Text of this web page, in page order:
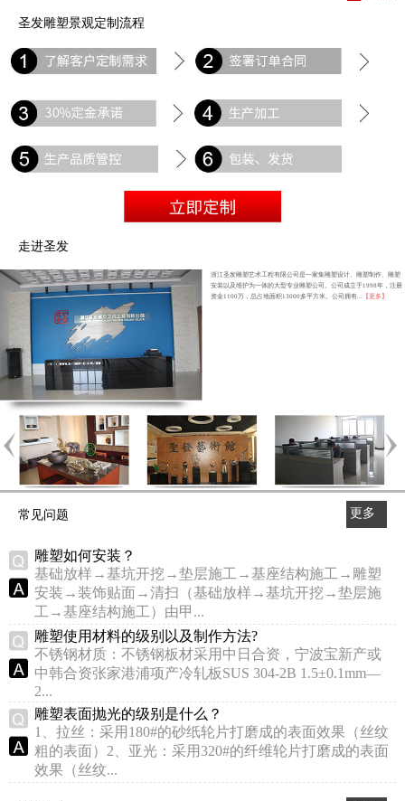
圣发雕塑景观定制流程
走进圣发
浙江圣发雕塑艺术工程有限公司是一家集雕塑设计、雕塑制作、雕塑
安装以及维护为一体的大型专业雕塑公司。公司成立于1998年，注册
资金1100万，总占地面积13000多平方米。公司拥有...
【更多】
常见问题
更多
雕塑如何安装？
基础放样→基坑开挖→垫层施工→基座结构施工→雕塑
安装→装饰贴面→清扫（基础放样→基坑开挖→垫层施
工→基座结构施工）由甲...
雕塑使用材料的级别以及制作方法?
不锈钢材质：不锈钢板材采用中日合资，宁波宝新产或
中韩合资张家港浦项产冷轧板SUS 304-2B 1.5±0.1mm—
2...
雕塑表面抛光的级别是什么？
1、拉丝：采用180#的砂纸轮片打磨成的表面效果（丝纹
粗的表面）2、亚光：采用320#的纤维轮片打磨成的表面
效果（丝纹...